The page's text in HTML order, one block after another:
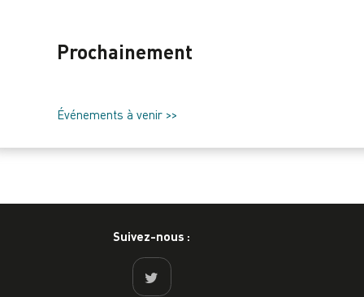
Prochainement
Événements à venir >>
Suivez-nous :